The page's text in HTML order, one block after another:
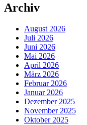
Archiv
August 2026
Juli 2026
Juni 2026
Mai 2026
April 2026
März 2026
Februar 2026
Januar 2026
Dezember 2025
November 2025
Oktober 2025